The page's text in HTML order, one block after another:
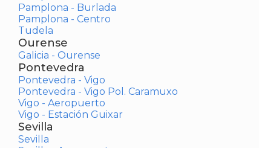
Pamplona - Burlada
Pamplona - Centro
Tudela
Ourense
Galicia - Ourense
Pontevedra
Pontevedra - Vigo
Pontevedra - Vigo Pol. Caramuxo
Vigo - Aeropuerto
Vigo - Estación Guixar
Sevilla
Sevilla